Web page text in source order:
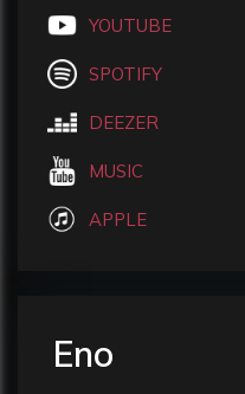
YOUTUBE
SPOTIFY
DEEZER
MUSIC
APPLE
Eno